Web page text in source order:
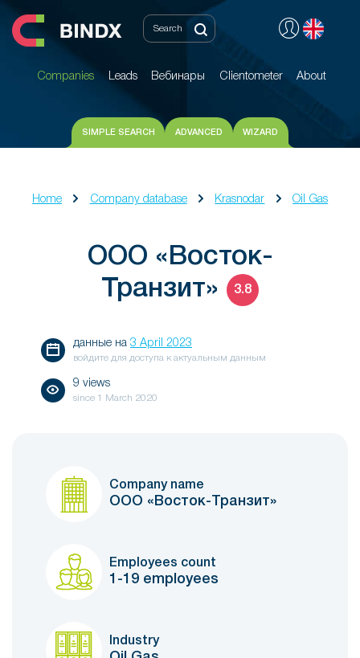
Companies Leads Вебинары Clientometer About
Companies Leads Вебинары Clientometer About
SIMPLE SEARCH ADVANCED WIZARD
Home Company database Krasnodar Oil Gas
ООО «Восток-
Транзит»
3.8
данные на 3 April 2023
войдите для доступа к актуальным данным
9 views
since 1 March 2020
Company name
ООО «Восток-Транзит»
Employees count
1-19 employees
Industry